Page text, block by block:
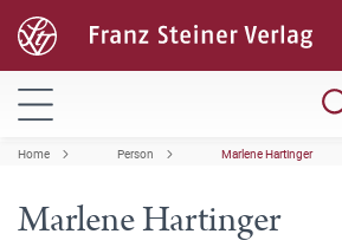
Home Person Marlene Hartinger
Marlene Hartinger